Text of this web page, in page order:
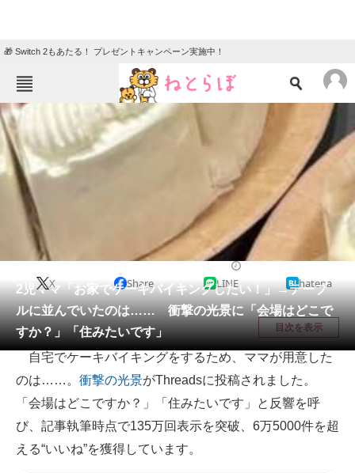
🎁 Switch 2もあたる！ プレゼントキャンペーン実施中！
ねとらぼメニュー
TOP ニュース
エンタメ
グルメ
住まい 教育・育児
リサーチ
会員記事
メディア
注目記事を集めた総合ページ
ITの今と未来を見通す
スマホと通信の最新トレンド
進化するPCとデバイスの未来
2児ママ「お家でケーキバイキングしたい！」→テーブ
ルに並んでいたのは…… 衝撃の光景に「会場はどこで
すか？」「住みたいです」
X Share LINE hatena
目次を表示
自宅でケーキバイキングをするため、ママが用意した
のは……。 衝撃の光景がThreadsに投稿されました。
「会場はどこですか？」「住みたいです」と反響を呼
び、記事執筆時点で135万回表示を突破、6万5000件を超
える“いいね”を獲得しています。